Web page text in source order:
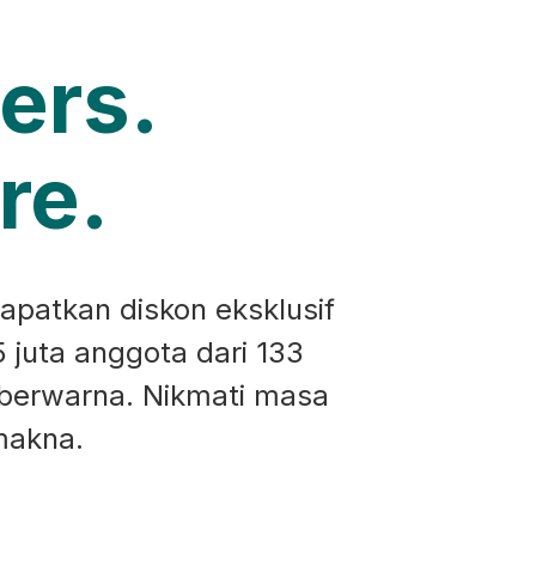
diskon eksklusif
juta anggota dari 133
Nikmati masa